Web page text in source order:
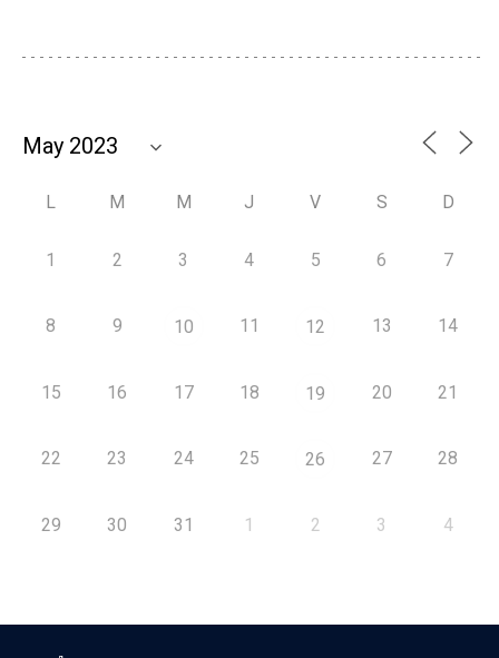
L M M J V S D
1 2 3 4 5 6 7
8 9 10 11 12 13 14
15 16 17 18 19 20 21
22 23 24 25 26 27 28
29 30 31 1 2 3 4